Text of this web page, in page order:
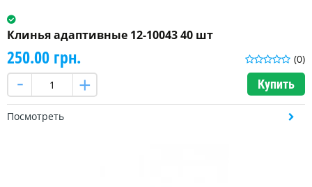
Клинья адаптивные 12-10043 40 шт
(0)
250.00 грн.
Купить
Посмотреть